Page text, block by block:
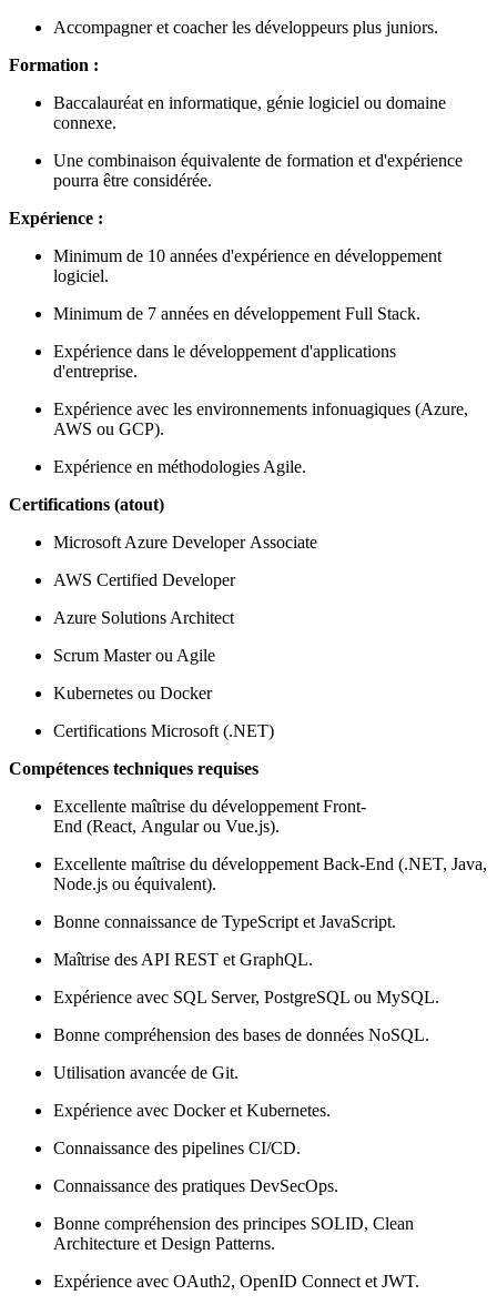
Accompagner et coacher les développeurs plus juniors.
Formation :
Baccalauréat en informatique, génie logiciel ou domaine
connexe.
Une combinaison équivalente de formation et d'expérience
pourra être considérée.
Expérience :
Minimum de 10 années d'expérience en développement
logiciel.
Minimum de 7 années en développement Full Stack.
Expérience dans le développement d'applications
d'entreprise.
Expérience avec les environnements infonuagiques (Azure,
AWS ou GCP).
Expérience en méthodologies Agile.
Certifications (atout)
Microsoft Azure Developer Associate
AWS Certified Developer
Azure Solutions Architect
Scrum Master ou Agile
Kubernetes ou Docker
Certifications Microsoft (.NET)
Compétences techniques requises
Excellente maîtrise du développement Front-
End (React, Angular ou Vue.js).
Excellente maîtrise du développement Back-End (.NET, Java,
Node.js ou équivalent).
Bonne connaissance de TypeScript et JavaScript.
Maîtrise des API REST et GraphQL.
Expérience avec SQL Server, PostgreSQL ou MySQL.
Bonne compréhension des bases de données NoSQL.
Utilisation avancée de Git.
Expérience avec Docker et Kubernetes.
Connaissance des pipelines CI/CD.
Connaissance des pratiques DevSecOps.
Bonne compréhension des principes SOLID, Clean
Architecture et Design Patterns.
Expérience avec OAuth2, OpenID Connect et JWT.